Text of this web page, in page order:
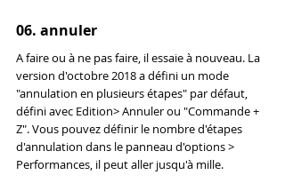
06. annuler
A faire ou à ne pas faire, il essaie à nouveau. La
version d'octobre 2018 a défini un mode
"annulation en plusieurs étapes" par défaut,
défini avec Edition> Annuler ou "Commande +
Z". Vous pouvez définir le nombre d'étapes
d'annulation dans le panneau d'options >
Performances, il peut aller jusqu'à mille.